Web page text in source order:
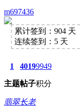
m697436
累计签到：904 天
连续签到：5 天
1
主题
4019
帖子
9949
积分
翡翠长老